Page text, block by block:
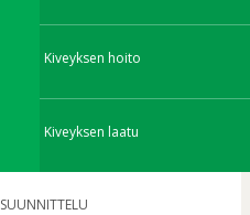
Kiveyksen hoito
Kiveyksen laatu
SUUNNITTELU